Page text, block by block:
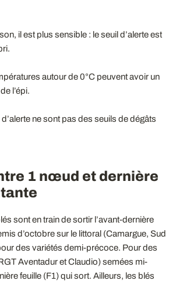
il est plus sensible : le seuil d’alerte est
autour de 0°C peuvent avoir un
l’épi.
ne sont pas des seuils de dégâts
1 nœud et dernière
sont en train de sortir l’avant-dernière
d’octobre sur le littoral (Camargue, Sud
des variétés demi-précoce. Pour des
Aventadur et Claudio) semées mi-
feuille (F1) qui sort. Ailleurs, les blés